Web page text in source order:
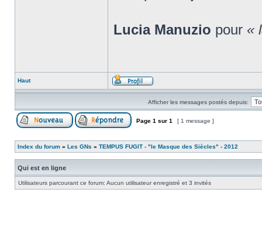
Lucia Manuzio pour «
Haut
Afficher les messages postés depuis:
Page 1 sur 1 [ 1 message ]
Index du forum » Les GNs » TEMPUS FUGIT - "le Masque des Siècles" - 2012
Qui est en ligne
Utilisateurs parcourant ce forum: Aucun utilisateur enregistré et 3 invités